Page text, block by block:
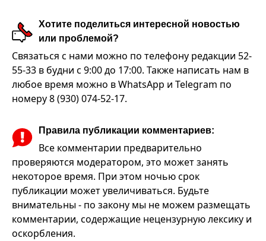
Хотите поделиться интересной новостью
или проблемой?
Связаться с нами можно по телефону редакции 52-
55-33 в будни с 9:00 до 17:00. Также написать нам в
любое время можно в WhatsApp и Telegram по
номеру 8 (930) 074-52-17.
Правила публикации комментариев:
Все комментарии предварительно
проверяются модератором, это может занять
некоторое время. При этом ночью срок
публикации может увеличиваться. Будьте
внимательны - по закону мы не можем размещать
комментарии, содержащие нецензурную лексику и
оскорбления.